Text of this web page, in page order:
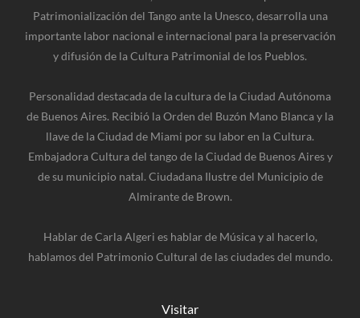
Patrimonialización del Tango ante la Unesco, desarrolla una
importante labor nacional e internacional para la preservación
y difusión de la Cultura Patrimonial de los Pueblos.
Personalidad destacada de la cultura de la Ciudad Autónoma
de Buenos Aires. Recibió la Orden del Buzón Mano Blanca y la
llave de la Ciudad de Miami por su labor en la Cultura.
Embajadora Cultura del tango de la Ciudad de Buenos Aires y
de su municipio natal. Ciudadana Ilustre del Municipio de
Almirante de Brown.
Hablar de Carla Algeri es hablar de Música y al hacerlo,
hablamos del Patrimonio Cultural de las ciudades del mundo.
Visitar